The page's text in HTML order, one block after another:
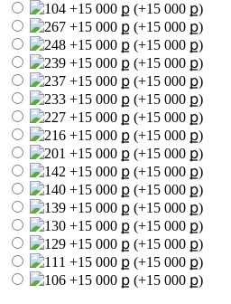
(+15 000 ք)
(+15 000 ք)
(+15 000 ք)
(+15 000 ք)
(+15 000 ք)
(+15 000 ք)
(+15 000 ք)
(+15 000 ք)
(+15 000 ք)
(+15 000 ք)
(+15 000 ք)
(+15 000 ք)
(+15 000 ք)
(+15 000 ք)
(+15 000 ք)
(+15 000 ք)